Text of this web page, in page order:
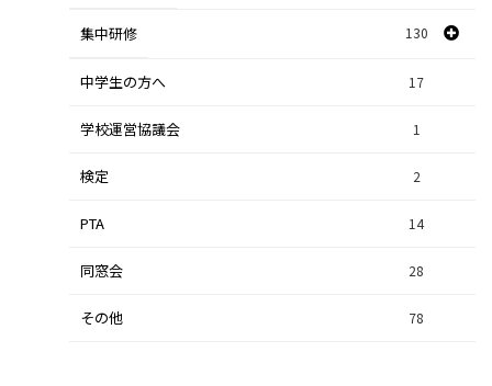
人文探究 9
探究研修 28
集中研修 130
集中研修（スポーツ探究科） 36
集中研修（ビジネス探究科） 56
集中研修（総合探究科） 37
中学生の方へ 17
学校運営協議会 1
検定 2
PTA 14
同窓会 28
その他 78